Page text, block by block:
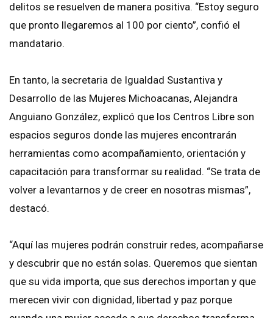
delitos se resuelven de manera positiva. “Estoy seguro
que pronto llegaremos al 100 por ciento”, confió el
mandatario.
En tanto, la secretaria de Igualdad Sustantiva y
Desarrollo de las Mujeres Michoacanas, Alejandra
Anguiano González, explicó que los Centros Libre son
espacios seguros donde las mujeres encontrarán
herramientas como acompañamiento, orientación y
capacitación para transformar su realidad. “Se trata de
volver a levantarnos y de creer en nosotras mismas”,
destacó.
“Aquí las mujeres podrán construir redes, acompañarse
y descubrir que no están solas. Queremos que sientan
que su vida importa, que sus derechos importan y que
merecen vivir con dignidad, libertad y paz porque